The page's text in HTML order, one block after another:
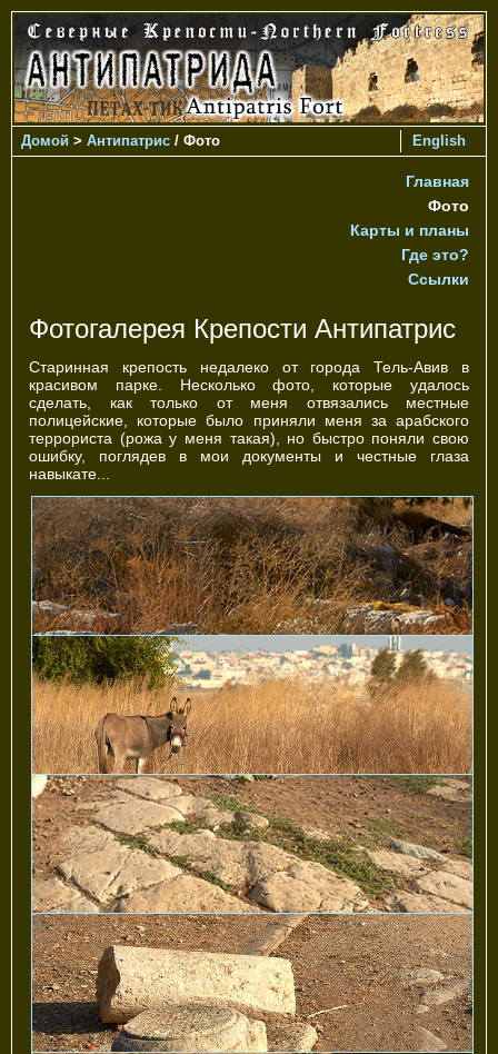
English
Домой > Антипатрис / Фото
Главная
Фото
Карты и планы
Где это?
Ссылки
Фотогалерея Крепости Антипатрис
Старинная крепость недалеко от города Тель-Авив в
красивом парке. Несколько фото, которые удалось
сделать, как только от меня отвязались местные
полицейские, которые было приняли меня за арабского
террориста (рожа у меня такая), но быстро поняли свою
ошибку, поглядев в мои документы и честные глаза
навыкате...